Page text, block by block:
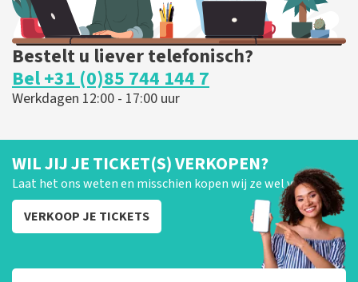
Bestelt u liever telefonisch?
Bel +31 (0)85 744 144 7
Werkdagen 12:00 - 17:00 uur
WIL JIJ JE TICKET(S) VERKOPEN?
Laat het ons weten en misschien kopen wij ze wel van je!
VERKOOP JE TICKETS